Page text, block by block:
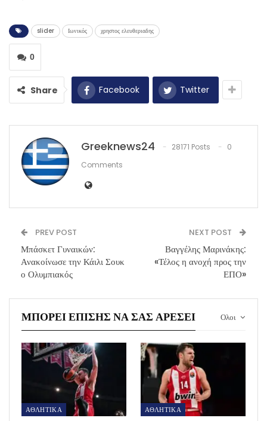
slider Ιωνικός χρηστος ελευθεριαδης
0
Share Facebook Twitter
Greeknews24 28171 Posts
0
Comments
PREV POST
Μπάσκετ Γυναικών:
Ανακοίνωσε την Κάιλι Σουκ
ο Ολυμπιακός
NEXT POST
Βαγγέλης Μαρινάκης:
«Τέλος η ανοχή προς την
ΕΠΟ»
Ολοι
ΜΠΟΡΕΊ ΕΠΊΣΗΣ ΝΑ ΣΑΣ ΑΡΈΣΕΙ
ΑΘΛΗΤΙΚΑ ΑΘΛΗΤΙΚΑ